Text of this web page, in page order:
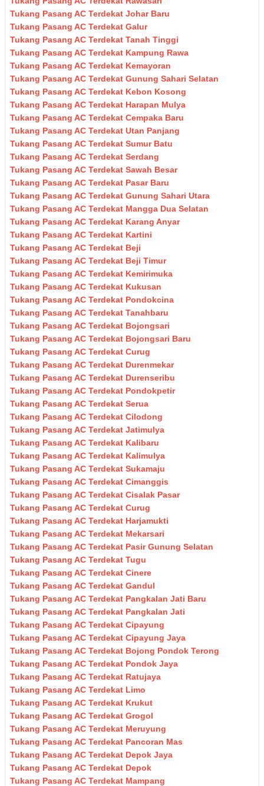
Tukang Pasang AC Terdekat Johar Baru
Tukang Pasang AC Terdekat Galur
Tukang Pasang AC Terdekat Tanah Tinggi
Tukang Pasang AC Terdekat Kampung Rawa
Tukang Pasang AC Terdekat Kemayoran
Tukang Pasang AC Terdekat Gunung Sahari Selatan
Tukang Pasang AC Terdekat Kebon Kosong
Tukang Pasang AC Terdekat Harapan Mulya
Tukang Pasang AC Terdekat Cempaka Baru
Tukang Pasang AC Terdekat Utan Panjang
Tukang Pasang AC Terdekat Sumur Batu
Tukang Pasang AC Terdekat Serdang
Tukang Pasang AC Terdekat Sawah Besar
Tukang Pasang AC Terdekat Pasar Baru
Tukang Pasang AC Terdekat Gunung Sahari Utara
Tukang Pasang AC Terdekat Mangga Dua Selatan
Tukang Pasang AC Terdekat Karang Anyar
Tukang Pasang AC Terdekat Kartini
Tukang Pasang AC Terdekat Beji
Tukang Pasang AC Terdekat Beji Timur
Tukang Pasang AC Terdekat Kemirimuka
Tukang Pasang AC Terdekat Kukusan
Tukang Pasang AC Terdekat Pondokcina
Tukang Pasang AC Terdekat Tanahbaru
Tukang Pasang AC Terdekat Bojongsari
Tukang Pasang AC Terdekat Bojongsari Baru
Tukang Pasang AC Terdekat Curug
Tukang Pasang AC Terdekat Durenmekar
Tukang Pasang AC Terdekat Durenseribu
Tukang Pasang AC Terdekat Pondokpetir
Tukang Pasang AC Terdekat Serua
Tukang Pasang AC Terdekat Cilodong
Tukang Pasang AC Terdekat Jatimulya
Tukang Pasang AC Terdekat Kalibaru
Tukang Pasang AC Terdekat Kalimulya
Tukang Pasang AC Terdekat Sukamaju
Tukang Pasang AC Terdekat Cimanggis
Tukang Pasang AC Terdekat Cisalak Pasar
Tukang Pasang AC Terdekat Curug
Tukang Pasang AC Terdekat Harjamukti
Tukang Pasang AC Terdekat Mekarsari
Tukang Pasang AC Terdekat Pasir Gunung Selatan
Tukang Pasang AC Terdekat Tugu
Tukang Pasang AC Terdekat Cinere
Tukang Pasang AC Terdekat Gandul
Tukang Pasang AC Terdekat Pangkalan Jati Baru
Tukang Pasang AC Terdekat Pangkalan Jati
Tukang Pasang AC Terdekat Cipayung
Tukang Pasang AC Terdekat Cipayung Jaya
Tukang Pasang AC Terdekat Bojong Pondok Terong
Tukang Pasang AC Terdekat Pondok Jaya
Tukang Pasang AC Terdekat Ratujaya
Tukang Pasang AC Terdekat Limo
Tukang Pasang AC Terdekat Krukut
Tukang Pasang AC Terdekat Grogol
Tukang Pasang AC Terdekat Meruyung
Tukang Pasang AC Terdekat Pancoran Mas
Tukang Pasang AC Terdekat Depok Jaya
Tukang Pasang AC Terdekat Depok
Tukang Pasang AC Terdekat Mampang